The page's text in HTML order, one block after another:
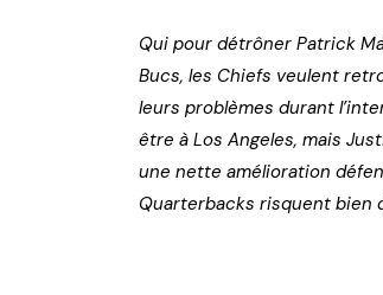
Qui pour détrôner Patrick
Bucs, les Chiefs veulent
leurs problèmes durant
être à Los Angeles, mais
une nette amélioration
Quarterbacks risquent bien